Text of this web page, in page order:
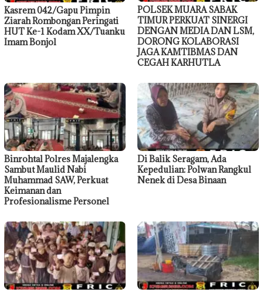
Kasrem 042/Gapu Pimpin
Ziarah Rombongan Peringati
HUT Ke-1 Kodam XX/Tuanku
Imam Bonjol
POLSEK MUARA SABAK
TIMUR PERKUAT SINERGI
DENGAN MEDIA DAN LSM,
DORONG KOLABORASI
JAGA KAMTIBMAS DAN
CEGAH KARHUTLA
Binrohtal Polres Majalengka
Sambut Maulid Nabi
Muhammad SAW, Perkuat
Keimanan dan
Profesionalisme Personel
Di Balik Seragam, Ada
Kepedulian: Polwan Rangkul
Nenek di Desa Binaan